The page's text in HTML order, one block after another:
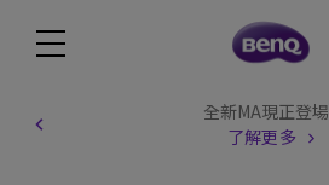
全新MA現正登場
了解更多